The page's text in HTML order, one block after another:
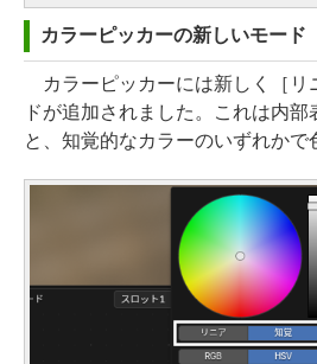
カラーピッカーの新しいモード
カラーピッカーには新しく［リ
ドが追加されました。これは内
と、知覚的なカラーのいずれかで